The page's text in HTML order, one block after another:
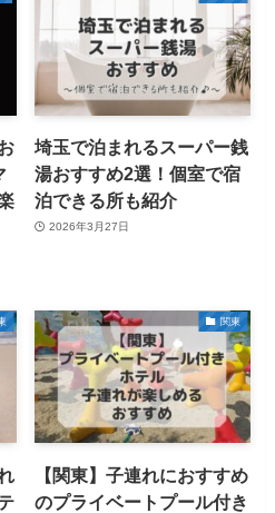
埼玉で泊まれるスーパー銭
湯おすすめ2選！個室で宿
泊できる所も紹介
2026年3月27日
関東
【関東】子連れにおすすめ
のプライベートプール付き